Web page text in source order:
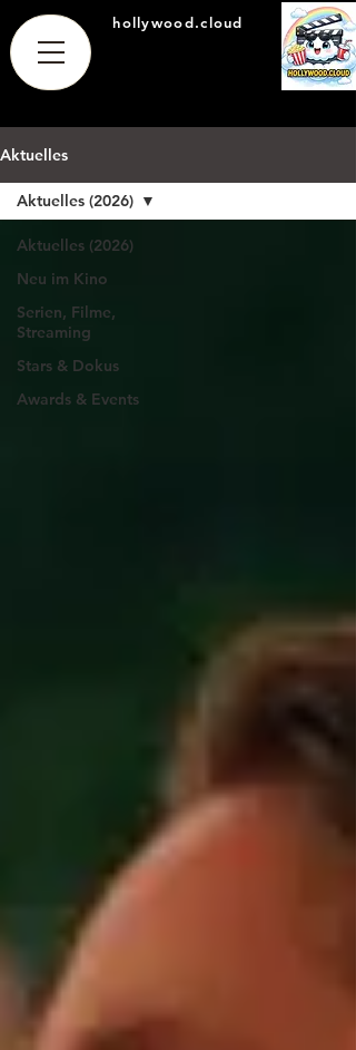
hollywood.cloud
Aktuelles
Aktuelles (2026)
Neu im Kino
Serien, Filme,
Streaming
Stars & Dokus
Awards & Events
Aktuelles (2026)